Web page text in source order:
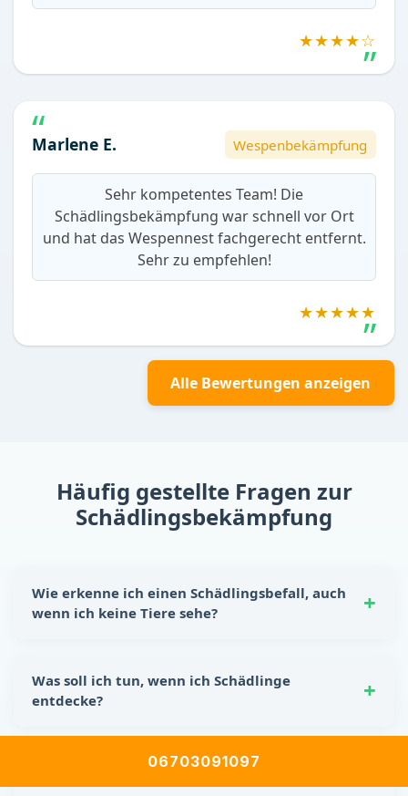
★★★★☆
Marlene E. Wespenbekämpfung
Sehr kompetentes Team! Die
Schädlingsbekämpfung war schnell vor Ort
und hat das Wespennest fachgerecht entfernt.
Sehr zu empfehlen!
★★★★★
Alle Bewertungen anzeigen
Häufig gestellte Fragen zur
Schädlingsbekämpfung
Wie erkenne ich einen Schädlingsbefall, auch
wenn ich keine Tiere sehe?
Wänden oder Schränken sowie unangenehme Gerüche.
Auch beschädigte Lebensmittelverpackungen sind ein
Was soll ich tun, wenn ich Schädlinge
entdecke?
Reagiere sofort! Lebensmittel sicher verstauen, Ritzen
und Spalten abdichten und für Sauberkeit sorgen. Für
06703091097